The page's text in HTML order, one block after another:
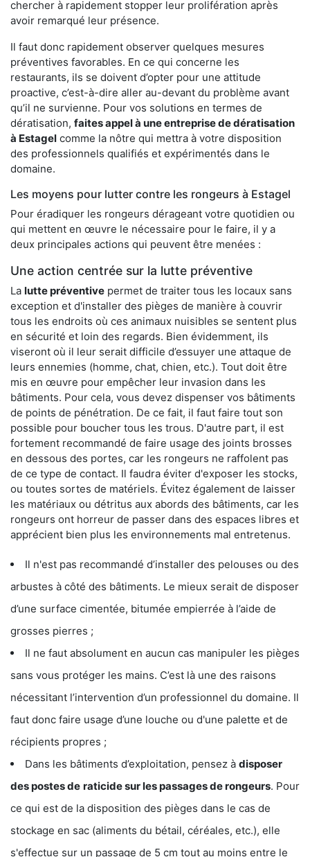
chercher à rapidement stopper leur prolifération après
avoir remarqué leur présence.
Il faut donc rapidement observer quelques mesures
préventives favorables. En ce qui concerne les
restaurants, ils se doivent d’opter pour une attitude
proactive, c’est-à-dire aller au-devant du problème avant
qu’il ne survienne. Pour vos solutions en termes de
dératisation, faites appel à une entreprise de dératisation
à Estagel comme la nôtre qui mettra à votre disposition
des professionnels qualifiés et expérimentés dans le
domaine.
Les moyens pour lutter contre les rongeurs à Estagel
Pour éradiquer les rongeurs dérageant votre quotidien ou
qui mettent en œuvre le nécessaire pour le faire, il y a
deux principales actions qui peuvent être menées :
Une action centrée sur la lutte préventive
La lutte préventive permet de traiter tous les locaux sans
exception et d'installer des pièges de manière à couvrir
tous les endroits où ces animaux nuisibles se sentent plus
en sécurité et loin des regards. Bien évidemment, ils
viseront où il leur serait difficile d’essuyer une attaque de
leurs ennemies (homme, chat, chien, etc.). Tout doit être
mis en œuvre pour empêcher leur invasion dans les
bâtiments. Pour cela, vous devez dispenser vos bâtiments
de points de pénétration. De ce fait, il faut faire tout son
possible pour boucher tous les trous. D'autre part, il est
fortement recommandé de faire usage des joints brosses
en dessous des portes, car les rongeurs ne raffolent pas
de ce type de contact. Il faudra éviter d'exposer les stocks,
ou toutes sortes de matériels. Évitez également de laisser
les matériaux ou détritus aux abords des bâtiments, car les
rongeurs ont horreur de passer dans des espaces libres et
apprécient bien plus les environnements mal entretenus.
Il n'est pas recommandé d’installer des pelouses ou des
arbustes à côté des bâtiments. Le mieux serait de disposer
d’une surface cimentée, bitumée empierrée à l’aide de
grosses pierres ;
Il ne faut absolument en aucun cas manipuler les pièges
sans vous protéger les mains. C’est là une des raisons
nécessitant l’intervention d’un professionnel du domaine. Il
faut donc faire usage d’une louche ou d'une palette et de
récipients propres ;
Dans les bâtiments d’exploitation, pensez à disposer
des postes de raticide sur les passages de rongeurs. Pour
ce qui est de la disposition des pièges dans le cas de
stockage en sac (aliments du bétail, céréales, etc.), elle
s'effectue sur un passage de 5 cm tout au moins entre le